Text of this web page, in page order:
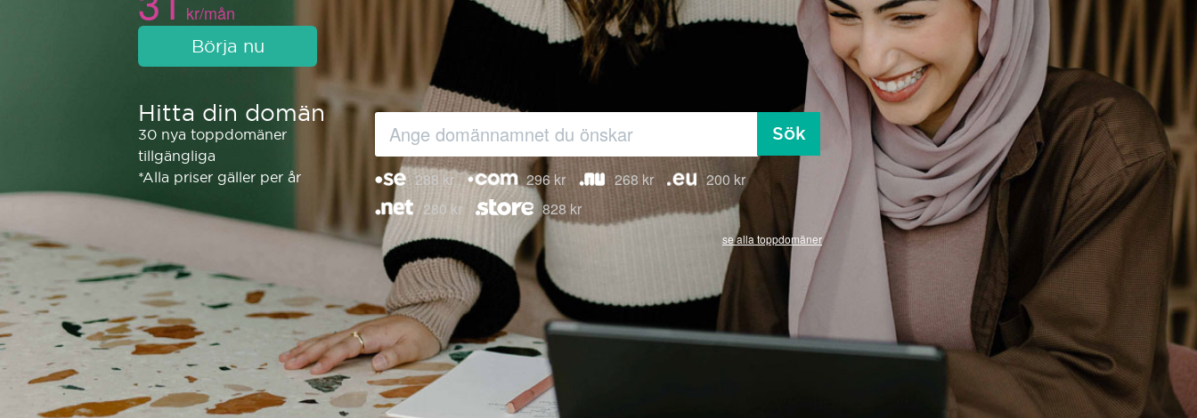
kr/mån
Börja nu
Hitta din domän
30 nya toppdomäner
tillgängliga
*Alla priser gäller per år
Sök
288 kr 296 kr 268 kr
200 kr
280 kr
828 kr
se alla toppdomäner